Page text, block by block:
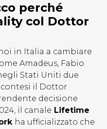
perché
col Dottor
in Italia a cambiare
Amadeus, Fabio
Stati Uniti due
il Dottor
decisione
il canale Lifetime
ha ufficializzato che